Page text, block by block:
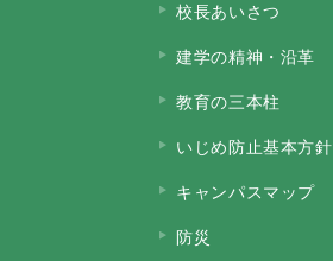
校長あいさつ
建学の精神・沿革
教育の三本柱
いじめ防止基本方針
キャンパスマップ
防災